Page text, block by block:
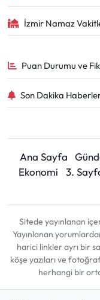
İzmir Namaz
Puan Durumu ve
Son Dakika
Ana Sayfa
Ekonomi
3.
Sitede yayınlanan
Yayınlanan
harici linkler ayrı bir
köşe yazıları ve
herhangi bir